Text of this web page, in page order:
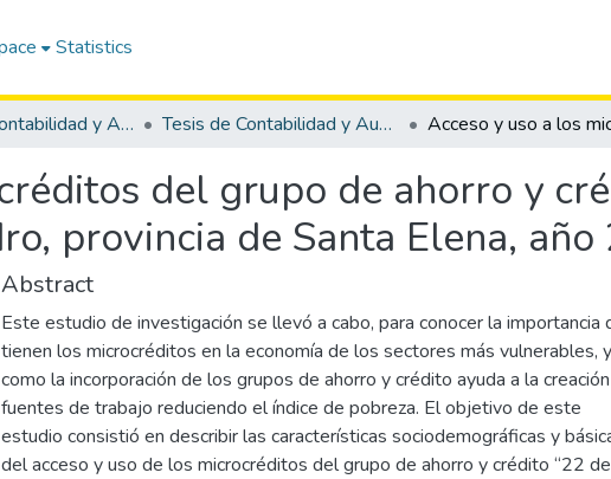
Statistics
Carrera de Contabilidad y Auditoría Tesis de Contabilidad y Auditoría
del grupo de ahorro y
provincia de Santa Elena, año
Abstract
Este estudio de investigación se llevó a cabo, para conocer la importancia
tienen los microcréditos en la economía de los sectores más vulnerables, y
como la incorporación de los grupos de ahorro y crédito ayuda a la
fuentes de trabajo reduciendo el índice de pobreza. El objetivo de este
estudio consistió en describir las características sociodemográficas y
del acceso y uso de los microcréditos del grupo de ahorro y crédito “22 de